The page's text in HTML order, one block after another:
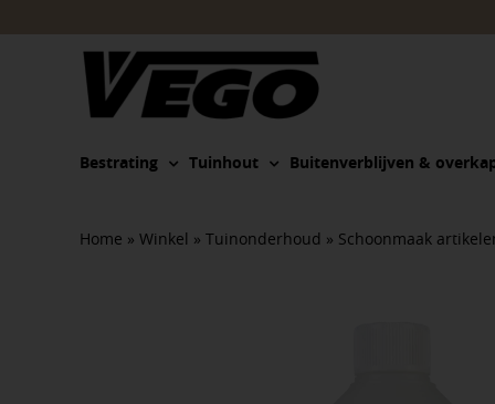
Bestrating Tuinhout Buitenverblijven &
Home » Winkel » Tuinonderhoud » Schoonmaak